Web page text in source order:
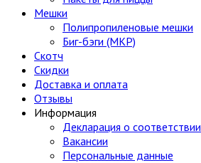
Мешки
Полипропиленовые мешки
Биг-бэги (МКР)
Скотч
Скидки
Доставка и оплата
Отзывы
Информация
Декларация о соответствии
Вакансии
Персональные данные